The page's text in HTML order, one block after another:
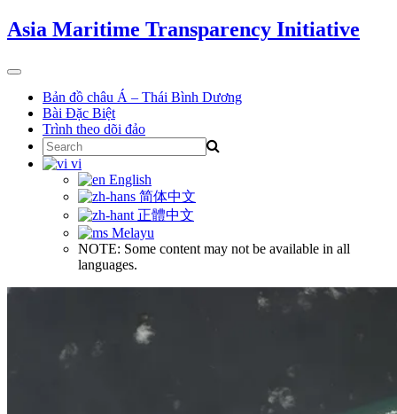
Skip
to
Asia Maritime Transparency Initiative
Toggle
navigationBản đồ châu Á – Thái Bình Dương
Bài Đặc Biệt
Trình theo dõi đảo
Search
for:
vi
English
简体中文
正體中文
Melayu
NOTE: Some content may not be available in all
languages.